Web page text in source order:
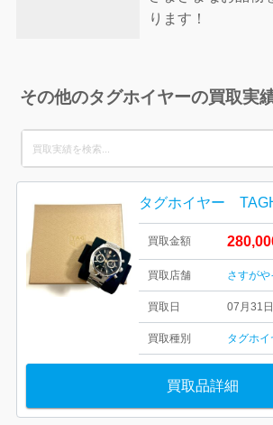
ります！
その他のタグホイヤーの買取実
for:
買取金額
買取店舗 さすが
買取日 07月31日
買取種別 タグホイ
買取品詳細